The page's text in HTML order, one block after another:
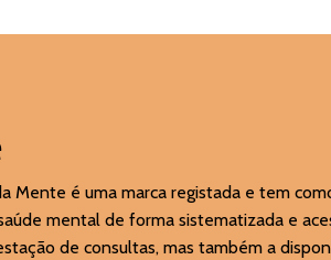
Mente é uma marca registada e tem
mental de forma sistematizada e
de consultas, mas também a